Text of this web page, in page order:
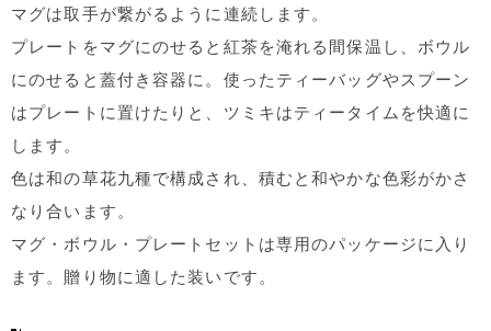
マグは取手が繋がるように連続します。
プレートをマグにのせると紅茶を淹れる間保温し、ボウル
にのせると蓋付き容器に。使ったティーバッグやスプーン
はプレートに置けたりと、ツミキはティータイムを快適に
します。
色は和の草花九種で構成され、積むと和やかな色彩がかさ
なり合います。
マグ・ボウル・プレートセットは専用のパッケージに入り
ます。贈り物に適した装いです。